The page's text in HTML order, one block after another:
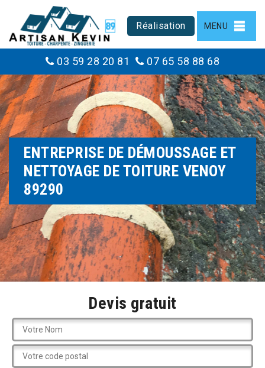
Réalisation MENU
03 59 28 20 81 07 65 58 88 68
ENTREPRISE DE DÉMOUSSAGE ET
NETTOYAGE DE TOITURE VENOY
89290
Devis gratuit